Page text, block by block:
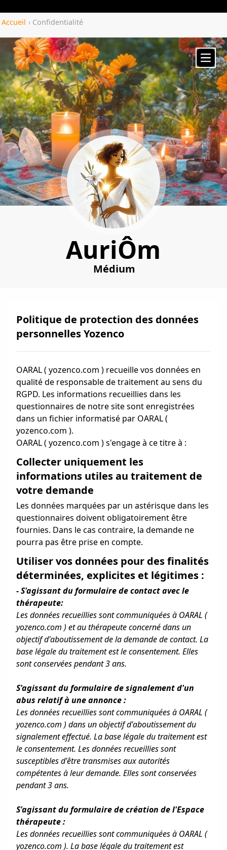
Accueil › Confidentialité
AuriÔm
Médium
Politique de protection des données
personnelles Yozenco
OARAL ( yozenco.com ) recueille vos données en
qualité de responsable de traitement au sens du
RGPD. Les informations recueillies dans les
questionnaires de notre site sont enregistrées
dans un fichier informatisé par OARAL (
yozenco.com ).
OARAL ( yozenco.com ) s'engage à ce titre à :
Collecter uniquement les
informations utiles au traitement de
votre demande
Les données marquées par un astérisque dans les
questionnaires doivent obligatoirement être
fournies. Dans le cas contraire, la demande ne
pourra pas être prise en compte.
Utiliser vos données pour des finalités
déterminées, explicites et légitimes :
- S'agissant du formulaire de contact avec le
thérapeute:
Les données recueillies sont communiquées à OARAL (
yozenco.com ) et au thérapeute concerné dans un
objectif d'aboutissement de la demande de contact. La
base légale du traitement est le consentement. Elles
sont conservées pendant 3 ans.
S'agissant du formulaire de signalement d'un
abus relatif à une annonce :
Les données recueillies sont communiquées à OARAL (
yozenco.com ) dans un objectif d'aboutissement du
signalement effectué. La base légale du traitement est
le consentement. Les données recueillies sont
susceptibles d'être transmises aux autorités
compétentes à leur demande. Elles sont conservées
pendant 3 ans.
S'agissant du formulaire de création de l'Espace
thérapeute :
Les données recueillies sont communiquées à OARAL (
yozenco.com ). La base légale du traitement est